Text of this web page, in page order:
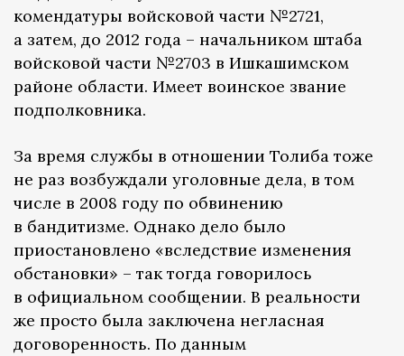
комендатуры войсковой части №2721,
а затем, до 2012 года – начальником штаба
войсковой части №2703 в Ишкашимском
районе области. Имеет воинское звание
подполковника.
За время службы в отношении Толиба тоже
не раз возбуждали уголовные дела, в том
числе в 2008 году по обвинению
в бандитизме. Однако дело было
приостановлено «вследствие изменения
обстановки» – так тогда говорилось
в официальном сообщении. В реальности
же просто была заключена негласная
договоренность. По данным